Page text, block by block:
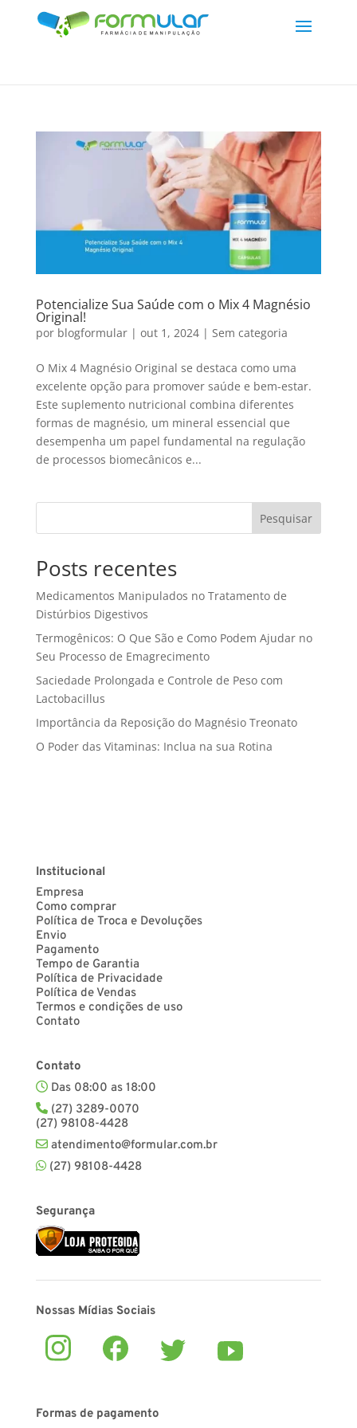
Potencialize Sua Saúde com o Mix 4 Magnésio
Original!
por blogformular| out 1, 2024| Sem categoria
O Mix 4 Magnésio Original se destaca como uma
excelente opção para promover saúde e bem-estar.
Este suplemento nutricional combina diferentes
formas de magnésio, um mineral essencial que
desempenha um papel fundamental na regulação
de processos biomecânicos e...
Pesquisar
Posts recentes
Medicamentos Manipulados no Tratamento de
Distúrbios Digestivos
Termogênicos: O Que São e Como Podem Ajudar no
Seu Processo de Emagrecimento
Saciedade Prolongada e Controle de Peso com
Lactobacillus
Importância da Reposição do Magnésio Treonato
O Poder das Vitaminas: Inclua na sua Rotina
Institucional
Empresa
Como comprar
Política de Troca e Devoluções
Envio
Pagamento
Tempo de Garantia
Política de Privacidade
Política de Vendas
Termos e condições de uso
Contato
Contato
Das 08:00 as 18:00
(27) 3289-0070
(27) 98108-4428
atendimento@formular.com.br
(27) 98108-4428
Segurança
Nossas Mídias Sociais
Formas de pagamento